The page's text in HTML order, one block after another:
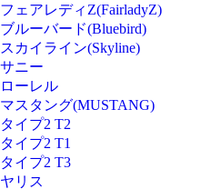
フェアレディZ(FairladyZ)
ブルーバード(Bluebird)
スカイライン(Skyline)
サニー
ローレル
マスタング(MUSTANG)
タイプ2 T2
タイプ2 T1
タイプ2 T3
ヤリス